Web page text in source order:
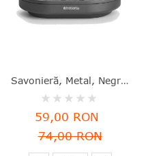
Savonieră, Metal, Negru, 12x8x2.5 Cm, MindSet, Brabantia - 8710755303326
Rating:
0%
59,00 RON
74,00 RON